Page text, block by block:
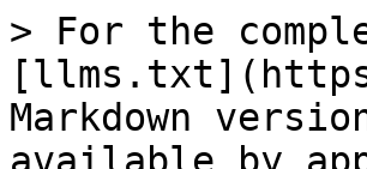
> For the
Markdown